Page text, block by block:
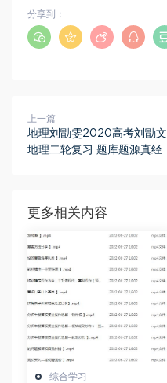
分享到：
上一篇
地理刘勖雯2020高考刘勖文
地理二轮复习 题库题源真经
更多相关内容
综合学习